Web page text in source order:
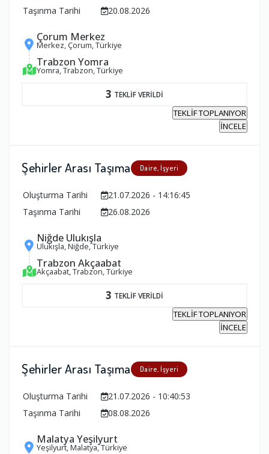
Taşınma Tarihi
20.08.2026
Çorum Merkez
Merkez, Çorum, Türkiye
Trabzon Yomra
Yomra, Trabzon, Türkiye
3 TEKLİF VERİLDİ
TEKLİF TOPLANIYOR
İNCELE
Şehirler Arası Taşıma Daire, İşyeri
Oluşturma Tarihi
21.07.2026 - 14:16:45
Taşınma Tarihi
26.08.2026
Niğde Ulukışla
Ulukışla, Niğde, Türkiye
Trabzon Akçaabat
Akçaabat, Trabzon, Türkiye
3 TEKLİF VERİLDİ
TEKLİF TOPLANIYOR
İNCELE
Şehirler Arası Taşıma Daire, İşyeri
Oluşturma Tarihi
21.07.2026 - 10:40:53
Taşınma Tarihi
08.08.2026
Malatya Yeşilyurt
Yeşilyurt, Malatya, Türkiye